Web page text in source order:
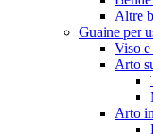
Altre
Guaine per
Viso
Arto
Arto